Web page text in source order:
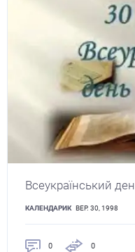
Всеукраїнський
КАЛЕНДАРИК ВЕР. 30, 1998
0 0